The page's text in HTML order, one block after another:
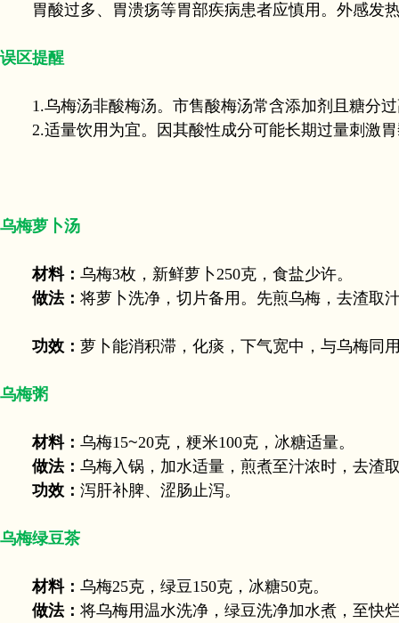
胃酸过多、胃溃疡等胃部疾病患者应慎用。外感发
误区提醒
1.乌梅汤非酸梅汤。市售酸梅汤常含添加剂且糖分过
2.适量饮用为宜。因其酸性成分可能长期过量刺激胃
乌梅萝卜汤
材料： 乌梅3枚，新鲜萝卜250克，食盐少许。
做法： 将萝卜洗净，切片备用。先煎乌梅，去渣取
功效： 萝卜能消积滞，化痰，下气宽中，与乌梅同
乌梅粥
材料： 乌梅15~20克，粳米100克，冰糖适量。
做法： 乌梅入锅，加水适量，煎煮至汁浓时，去渣
功效： 泻肝补脾、涩肠止泻。
乌梅绿豆茶
材料： 乌梅25克，绿豆150克，冰糖50克。
做法： 将乌梅用温水洗净，绿豆洗净加水煮，至快